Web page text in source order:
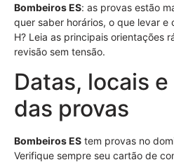
Bombeiros ES: as provas estão
quer saber horários, o que levar e
H? Leia as principais orientações
revisão sem tensão.
Datas, locais
das provas
Bombeiros ES tem provas no
Verifique sempre seu cartão de